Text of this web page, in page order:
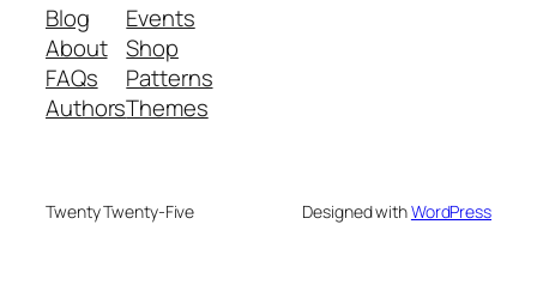
Blog
About
FAQs
Authors
Events
Shop
Patterns
Themes
Twenty Twenty-Five Designed withWordPress